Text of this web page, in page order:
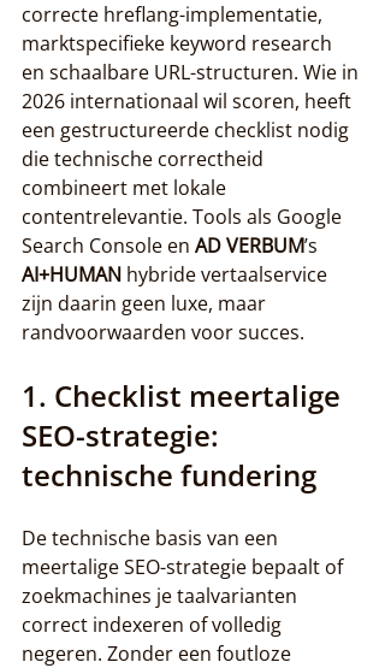
correcte hreflang-implementatie,
marktspecifieke keyword research
en schaalbare URL-structuren. Wie in
2026 internationaal wil scoren, heeft
een gestructureerde checklist nodig
die technische correctheid
combineert met lokale
contentrelevantie. Tools als Google
Search Console en AD VERBUM’s
AI+HUMAN hybride vertaalservice
zijn daarin geen luxe, maar
randvoorwaarden voor succes.
1. Checklist meertalige
SEO-strategie:
technische fundering
De technische basis van een
meertalige SEO-strategie bepaalt of
zoekmachines je taalvarianten
correct indexeren of volledig
negeren. Zonder een foutloze